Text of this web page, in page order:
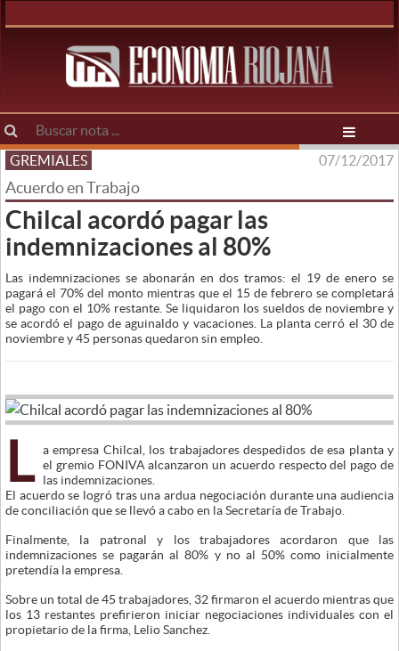
GREMIALES 07/12/2017
Acuerdo en Trabajo
Chilcal acordó pagar las
indemnizaciones al 80%
Las indemnizaciones se abonarán en dos tramos: el 19 de enero se
pagará el 70% del monto mientras que el 15 de febrero se completará
el pago con el 10% restante. Se liquidaron los sueldos de noviembre y
se acordó el pago de aguinaldo y vacaciones. La planta cerró el 30 de
noviembre y 45 personas quedaron sin empleo.
L
a empresa Chilcal, los trabajadores despedidos de esa planta y
el gremio FONIVA alcanzaron un acuerdo respecto del pago de
las indemnizaciones.
El acuerdo se logró tras una ardua negociación durante una audiencia
de conciliación que se llevó a cabo en la Secretaría de Trabajo.
Finalmente, la patronal y los trabajadores acordaron que las
indemnizaciones se pagarán al 80% y no al 50% como inicialmente
pretendía la empresa.
Sobre un total de 45 trabajadores, 32 firmaron el acuerdo mientras que
los 13 restantes prefirieron iniciar negociaciones individuales con el
propietario de la firma, Lelio Sanchez.